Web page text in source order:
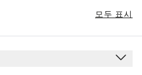
모두 표시